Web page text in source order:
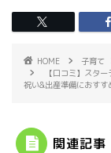
HOME 子育て
【口コミ】スタ
祝い&出産準備におすす
関連記事